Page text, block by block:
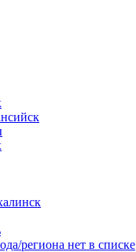
региона нет в списке